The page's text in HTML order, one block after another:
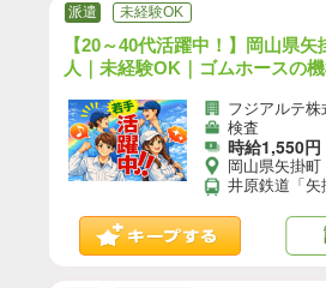
派遣 未経験OK
【20～40代活躍中！】岡山県
人｜未経験OK｜ゴムホースの
P）【10】
フジアルテ株
検査
時給1,550円
岡山県矢掛町